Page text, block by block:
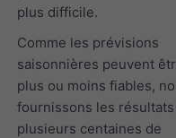
plus difficile.
Comme les prévisions
saisonnières peuvent
plus ou moins fiables,
fournissons les
plusieurs centaines de